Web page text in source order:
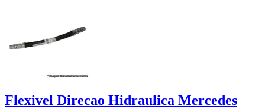
Flexivel Direcao Hidraulica Mercedes